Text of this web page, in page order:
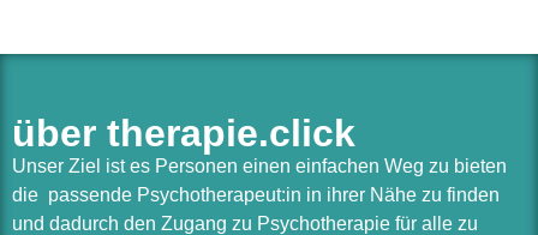
über therapie.click
Unser Ziel ist es Personen einen einfachen Weg zu bieten
die passende Psychotherapeut:in in ihrer Nähe zu finden
und dadurch den Zugang zu Psychotherapie für alle zu